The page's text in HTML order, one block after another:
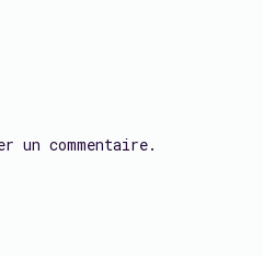
un commentaire.